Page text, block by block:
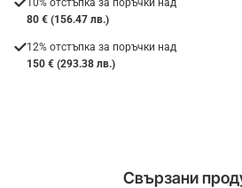
10% отстъпка за поръчки над
80 € (156.47 лв.)
12% отстъпка за поръчки над
150 € (293.38 лв.)
Свързани